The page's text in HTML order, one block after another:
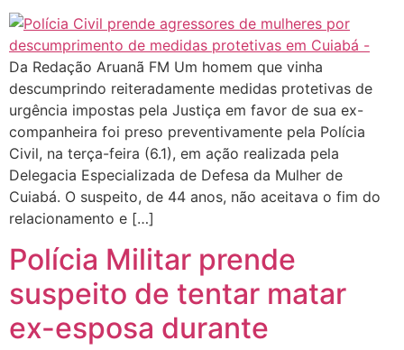
Da Redação Aruanã FM Um homem que vinha
descumprindo reiteradamente medidas protetivas de
urgência impostas pela Justiça em favor de sua ex-
companheira foi preso preventivamente pela Polícia
Civil, na terça-feira (6.1), em ação realizada pela
Delegacia Especializada de Defesa da Mulher de
Cuiabá. O suspeito, de 44 anos, não aceitava o fim do
relacionamento e […]
Polícia Militar prende
suspeito de tentar matar
ex-esposa durante